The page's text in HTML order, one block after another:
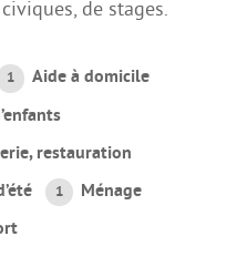
de stages.
1 Aide à domicile
restauration
1 Ménage